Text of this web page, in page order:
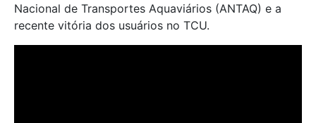
Nacional de Transportes Aquaviários (ANTAQ) e a
recente vitória dos usuários no TCU.